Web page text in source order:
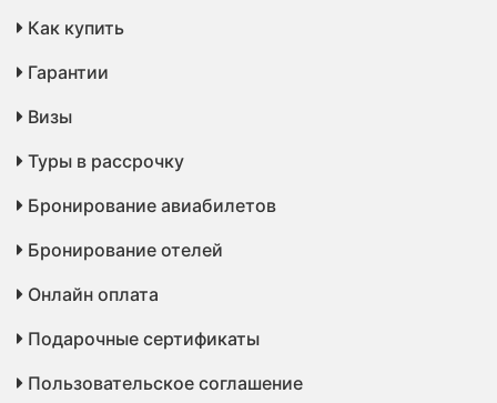
Как купить
Гарантии
Визы
Туры в рассрочку
Бронирование авиабилетов
Бронирование отелей
Онлайн оплата
Подарочные сертификаты
Пользовательское соглашение